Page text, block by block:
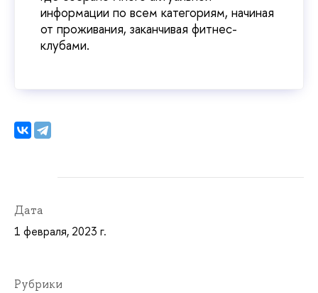
информации по всем категориям, начиная
от проживания, заканчивая фитнес-
клубами.
Дата
1 февраля, 2023 г.
Рубрики